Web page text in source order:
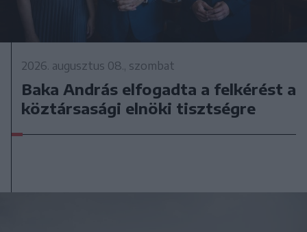
2026. augusztus 08., szombat
Baka András elfogadta a felkérést a
köztársasági elnöki tisztségre